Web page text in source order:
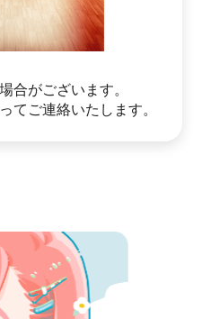
合がございます。
てご連絡いたします。